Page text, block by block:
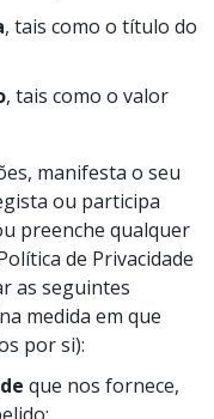
, tais como o título do
, tais como o valor
manifesta o seu
ou participa
preenche qualquer
de Privacidade
as seguintes
medida em que
por si):
que nos fornece,